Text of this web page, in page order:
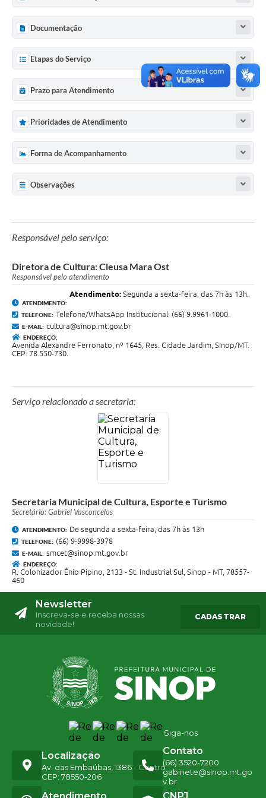
Documentação
Etapas do Serviço
Prazo para Atendimento
Prioridades de Atendimento
Forma de Acompanhamento
Observações
Responsável pelo serviço:
Diretora de Cultura: Cleusa Mara Ost
Responsável pelo atendimento
ATENDIMENTO:
Atendimento: Segunda a sexta-feira, das 7h às 13h.
TELEFONE: Telefone/WhatsApp Institucional: (66) 9.9961-1000.
E-MAIL: cultura@sinop.mt.gov.br
ENDEREÇO:
Avenida Alexandre Ferronato, nº 1645, Res. Cidade Jardim, Sinop/MT.
CEP: 78.550-730.
Serviço relacionado a secretaria:
Secretaria Municipal de Cultura, Esporte e Turismo
Secretário: Gabriel Vasconcelos
ATENDIMENTO: De segunda a sexta-feira, das 7h às 13h
TELEFONE: (66) 9-9998-3978
E-MAIL: smcet@sinop.mt.gov.br
ENDEREÇO:
R. Colonizador Ênio Pipino, 2133 - St. Industrial Sul, Sinop - MT, 78557-
460
Newsletter
Inscreva-se e receba nossas
novidade!
CADASTRAR
Siga-nos
Localização
Av. das Embaúbas, 1386 - Centro
CEP: 78550-206
Contato
(66) 3520-7200
gabinete@sinop.mt.go
v.br
Atendimento CNPJ